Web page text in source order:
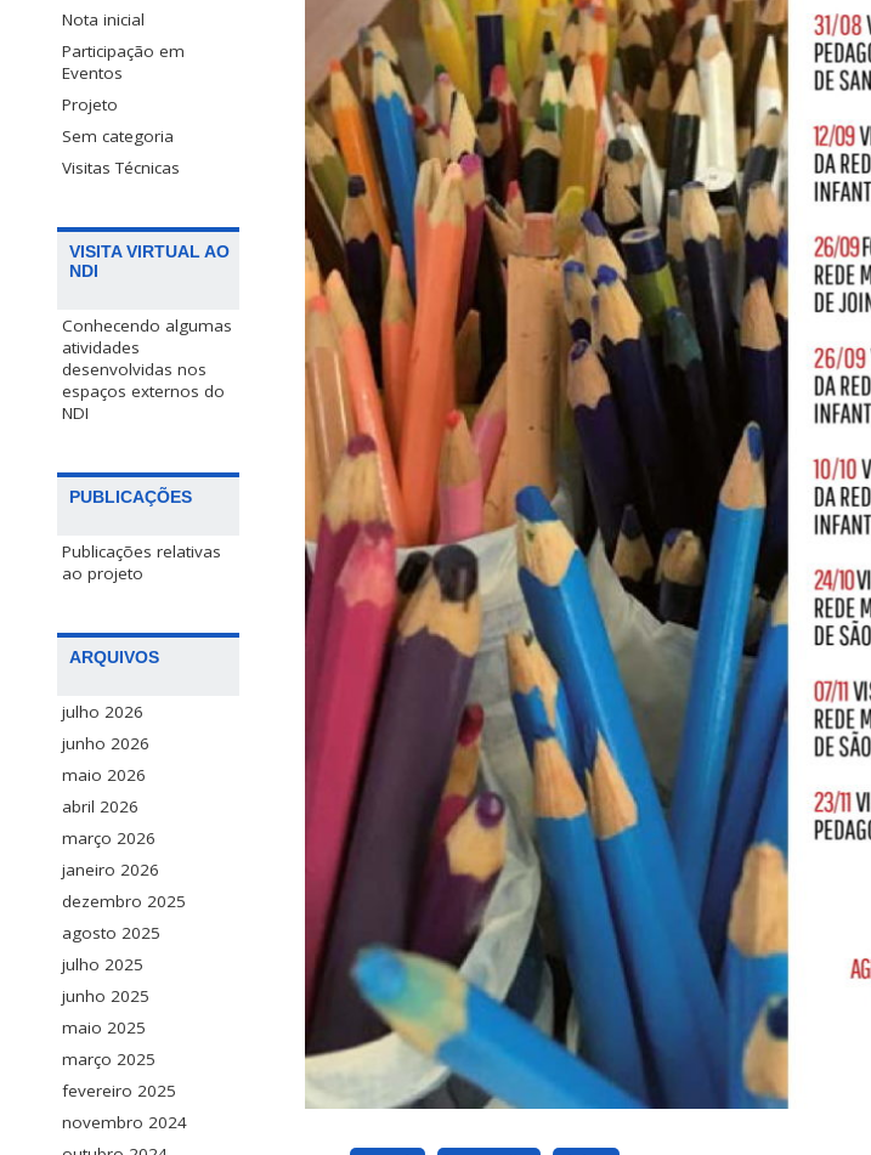
Nota inicial
Participação em
Eventos
Projeto
Sem categoria
Visitas Técnicas
VISITA VIRTUAL AO
NDI
Conhecendo algumas
atividades
desenvolvidas nos
espaços externos do
NDI
PUBLICAÇÕES
Publicações relativas
ao projeto
ARQUIVOS
julho 2026
junho 2026
maio 2026
abril 2026
março 2026
janeiro 2026
dezembro 2025
agosto 2025
julho 2025
junho 2025
maio 2025
março 2025
fevereiro 2025
novembro 2024